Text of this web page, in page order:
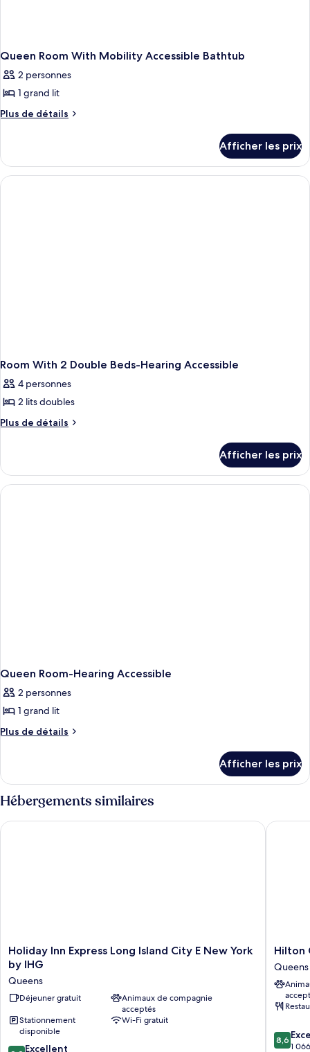
Queen Room With Mobility Accessible Bathtub
2 personnes
1 grand lit
Plus de détails
Plus
Queen
Room
With
Afficher les prix
Room With 2 Double Beds-Hearing Accessible
4 personnes
2 lits doubles
Plus de détails
Plus
Room
With
2
Afficher les prix
Queen Room-Hearing Accessible
2 personnes
1 grand lit
Plus de détails
Plus
Queen
Room-
Hearing
Accessible
Afficher les prix
Hébergements similaires
Holiday
Inn
Express
Long
Island
E
New
York
Holiday Inn Express Long Island City E New York
by IHG
Queens
Déjeuner gratuit
Animaux de compagnie
acceptés
Stationnement
disponible
Wi-Fi gratuit
8.8 Excellent
Holiday Inn Express Long Island City E New York by IHG
Hilton
Garden
Inn
Long
Island
City
York
Queens
Hilton
Queens
8.6
sur
8,6
1
Hilton